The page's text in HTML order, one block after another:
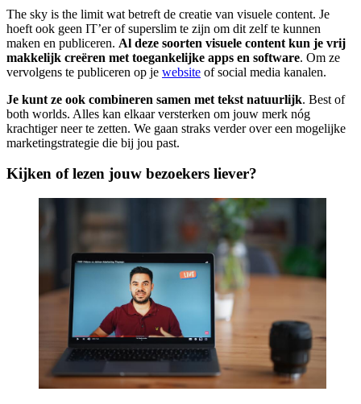
The sky is the limit wat betreft de creatie van visuele content. Je
hoeft ook geen IT’er of superslim te zijn om dit zelf te kunnen
maken en publiceren. Al deze soorten visuele content kun je vrij
makkelijk creëren met toegankelijke apps en software. Om ze
vervolgens te publiceren op je website of social media kanalen.
Je kunt ze ook combineren samen met tekst natuurlijk. Best of
both worlds. Alles kan elkaar versterken om jouw merk nóg
krachtiger neer te zetten. We gaan straks verder over een mogelijke
marketingstrategie die bij jou past.
Kijken of lezen jouw bezoekers liever?